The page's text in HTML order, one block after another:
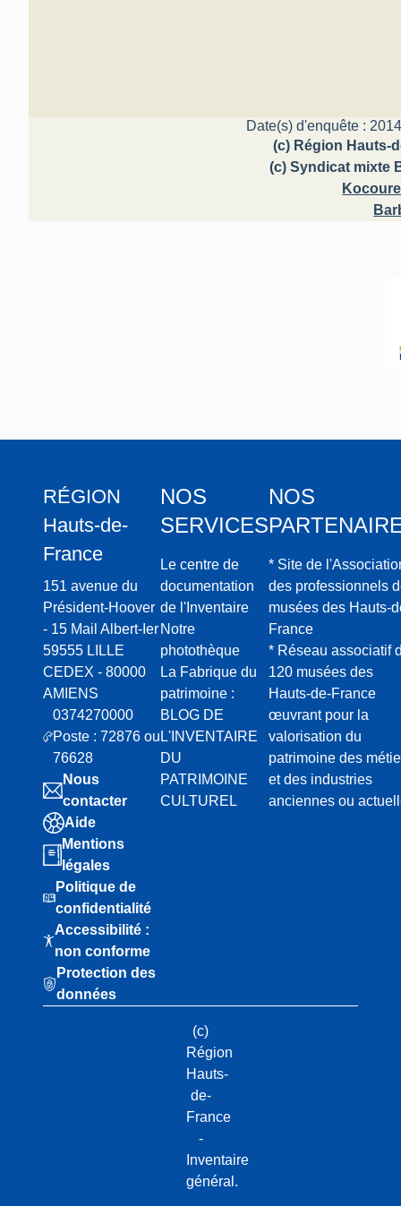
Date(s) d'enquête :
(c) Région Hauts-
(c) Syndicat mixte
RÉGION
Hauts-de-
France
151 avenue du
Président-Hoover
- 15 Mail Albert-Ier
59555 LILLE
CEDEX - 80000
AMIENS
0374270000
Poste : 72876 ou
76628
Nous
contacter
Aide
Mentions
légales
Politique de
confidentialité
Accessibilité :
non conforme
Protection des
données
NOS
SERVICES
Le centre de
documentation
de l'Inventaire
Notre
photothèque
La Fabrique du
patrimoine :
BLOG DE
L'INVENTAIRE
DU
PATRIMOINE
CULTUREL
NOS
* Site de
des professionnels
musées des Hauts-
France
* Réseau associatif
120 musées des
Hauts-de-France
œuvrant pour la
valorisation du
patrimoine des
et des industries
anciennes ou
(c)
Région
Hauts-
de-
France
-
Inventaire
général.